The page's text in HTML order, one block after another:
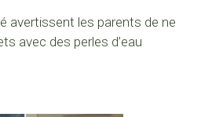
avertissent les parents de ne
avec des perles d’eau